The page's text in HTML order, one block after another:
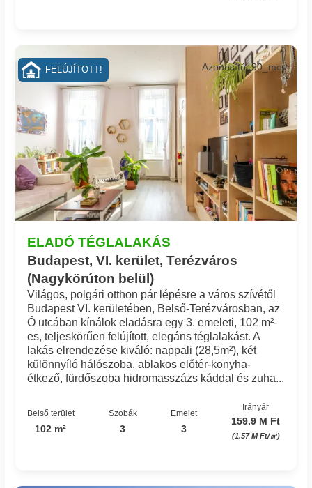
ELADÓ TÉGLALAKÁS
Budapest, VI. kerület, Terézváros
(Nagykörúton belül)
Azonosító: 90_mev
Világos, polgári otthon pár lépésre a város szívétől
Budapest VI. kerületében, Belső-Terézvárosban, az
Ó utcában kínálok eladásra egy 3. emeleti, 102 m²-
es, teljeskörűen felújított, elegáns téglalakást. A
lakás elrendezése kiváló: nappali (28,5m²), két
különnyíló hálószoba, ablakos előtér-konyha-
étkező, fürdőszoba hidromasszázs káddal és zuha...
Belső terület
102 m²
Szobák
3
Emelet
3
Irányár
159.9 M Ft
(1.57 M Ft/㎡)
FELÚJÍTOTT!